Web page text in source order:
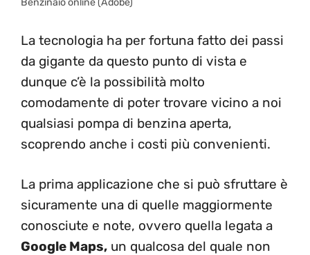
Benzinaio online (Adobe)
La tecnologia ha per fortuna fatto dei passi
da gigante da questo punto di vista e
dunque c’è la possibilità molto
comodamente di poter trovare vicino a noi
qualsiasi pompa di benzina aperta,
scoprendo anche i costi più convenienti.
La prima applicazione che si può sfruttare è
sicuramente una di quelle maggiormente
conosciute e note, ovvero quella legata a
Google Maps, un qualcosa del quale non